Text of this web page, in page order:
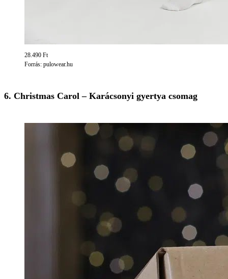
28.490 Ft
Forrás: pulowear.hu
6. Christmas Carol – Karácsonyi gyertya csomag